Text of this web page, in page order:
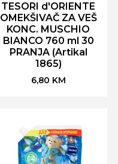
TESORI d'ORIENTE
OMEKŠIVAČ ZA VEŠ
KONC. MUSCHIO
BIANCO 760 ml 30
PRANJA (Artikal
1865)
6,80 KM